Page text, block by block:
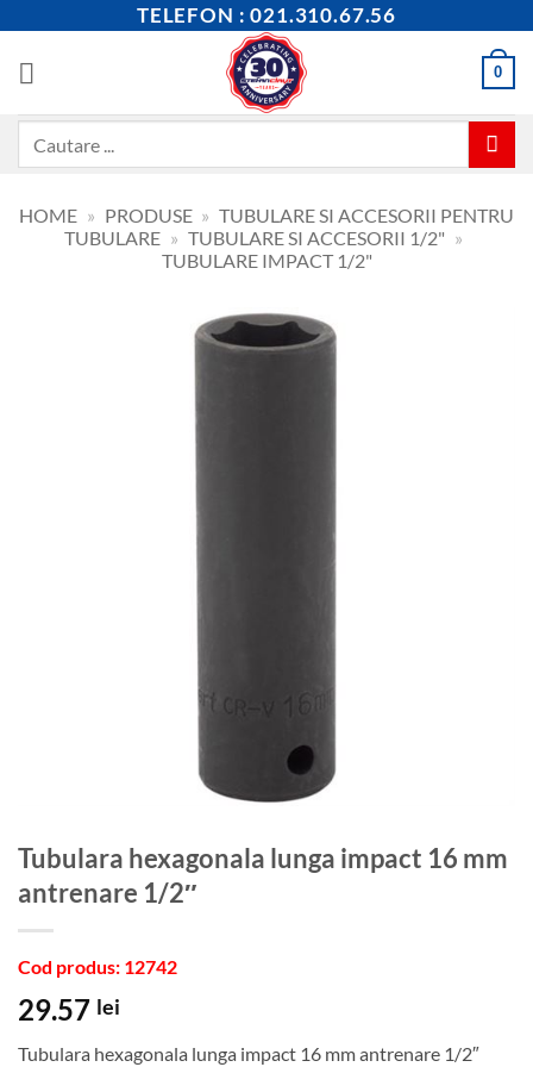
content
TELEFON : 021.310.67.56
0
HOME » PRODUSE » TUBULARE SI ACCESORII PENTRU
TUBULARE » TUBULARE SI ACCESORII 1/2" »
TUBULARE IMPACT 1/2"
Tubulara hexagonala lunga impact 16 mm
antrenare 1/2″
Cod produs: 12742
29.57 lei
Tubulara hexagonala lunga impact 16 mm antrenare 1/2″